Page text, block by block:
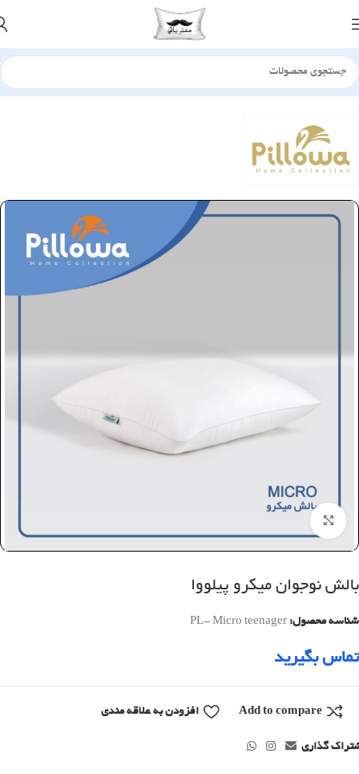
خانه بالش الیافی
بالش نوجوان میکرو پیلووا
شناسه محصول: PL- Micro teenager
تماس بگیرید
Add to compare افزودن به علاقه مندی
گذاری